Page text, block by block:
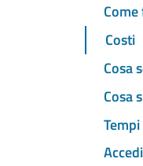
Costi
Cosa
Cosa